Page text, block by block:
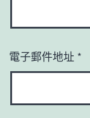
電子郵件地址 *